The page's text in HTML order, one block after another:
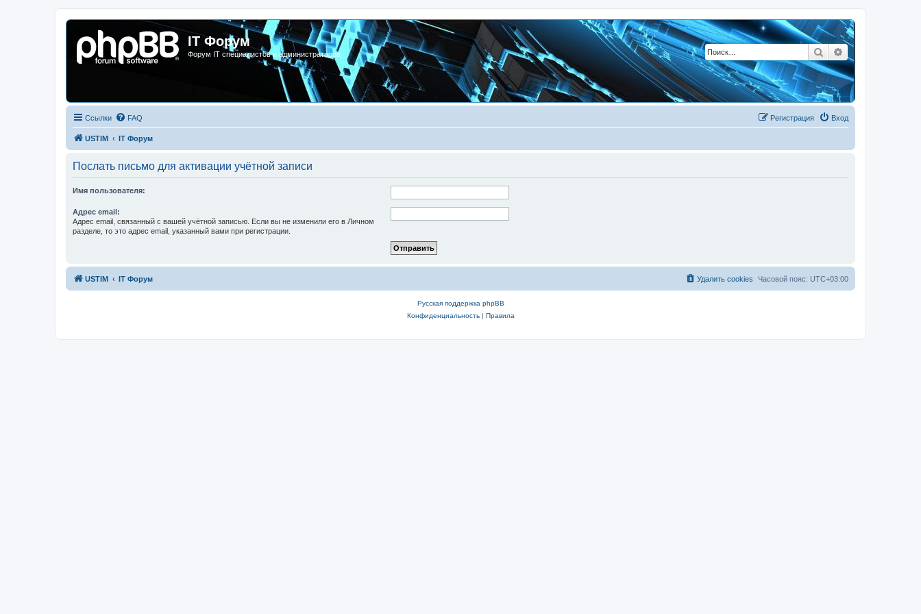
IT Форум
Форум IT специалистов и администраторов ПоискРасширенный
Ссылки FAQ Вход
Регистрация
USTIM IT Форум
Послать письмо для активации учётной записи
Имя пользователя:
Адрес email:
Адрес email, связанный с вашей учётной записью. Если вы не изменили его в Личном
разделе, то это адрес email, указанный вами при регистрации.
USTIM IT Форум Часовой пояс: UTC+03:00
Удалить cookies
Русская поддержка phpBB
Конфиденциальность| Правила